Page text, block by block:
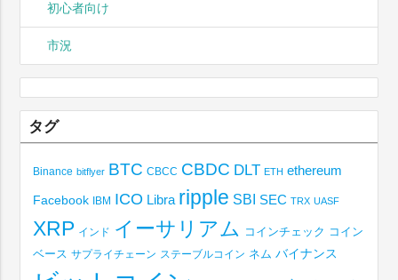
初心者向け
市況
タグ
Binance bitflyer BTC CBCC CBDC DLT ETH ethereum
Facebook IBM ICO Libra ripple SBI SEC TRX UASF
XRP インド イーサリアム コインチェック コイン
ベース サプライチェーン ステーブルコイン ネム バイナンス